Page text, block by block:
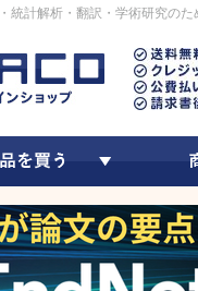
統計解析・翻訳・学術研究の